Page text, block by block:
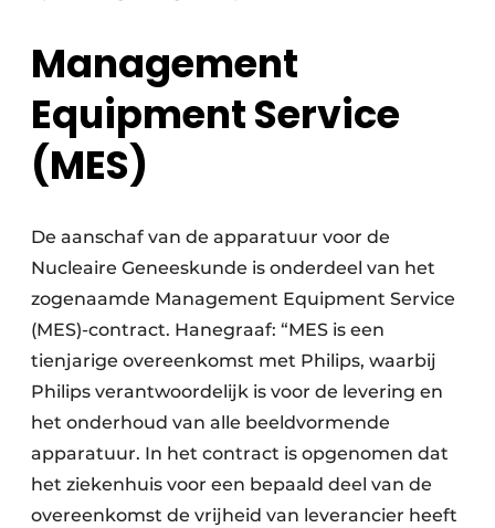
Management
Equipment Service
(MES)
De aanschaf van de apparatuur voor de
Nucleaire Geneeskunde is onderdeel van het
zogenaamde Management Equipment Service
(MES)-contract. Hanegraaf: “MES is een
tienjarige overeenkomst met Philips, waarbij
Philips verantwoordelijk is voor de levering en
het onderhoud van alle beeldvormende
apparatuur. In het contract is opgenomen dat
het ziekenhuis voor een bepaald deel van de
overeenkomst de vrijheid van leverancier heeft